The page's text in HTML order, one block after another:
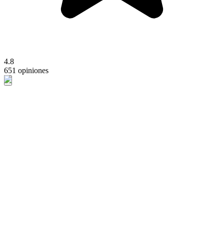
4.8
651 opiniones